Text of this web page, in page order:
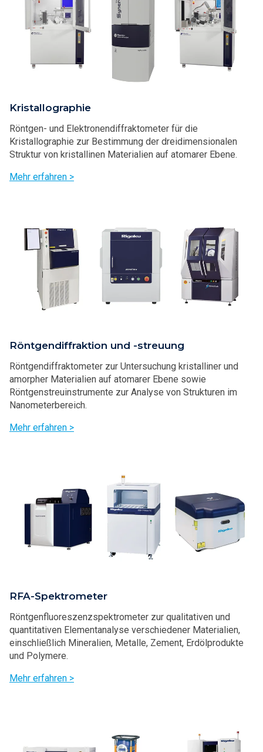
Kristallographie
Röntgen- und Elektronendiffraktometer für die
Kristallographie zur Bestimmung der dreidimensionalen
Struktur von kristallinen Materialien auf atomarer Ebene.
Mehr erfahren >
Röntgendiffraktion und -streuung
Röntgendiffraktometer zur Untersuchung kristalliner und
amorpher Materialien auf atomarer Ebene sowie
Röntgenstreuinstrumente zur Analyse von Strukturen im
Nanometerbereich.
Mehr erfahren >
RFA-Spektrometer
Röntgenfluoreszenzspektrometer zur qualitativen und
quantitativen Elementanalyse verschiedener Materialien,
einschließlich Mineralien, Metalle, Zement, Erdölprodukte
und Polymere.
Mehr erfahren >